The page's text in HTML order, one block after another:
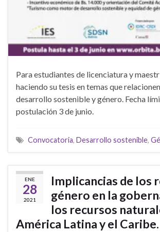
Para estudiantes de licenciatura y
haciendo su tesis en temas que
desarrollo sostenible y género. Fecha
postulación 3 de junio.
Convocatoria, Desarrollo sostenible,
ENE
28
2021
Implicancias de los
género en la
los recursos
América Latina y el Caribe.